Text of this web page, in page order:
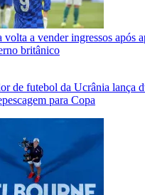
volta a vender ingressos após
britânico
de futebol da Ucrânia lança
para Copa